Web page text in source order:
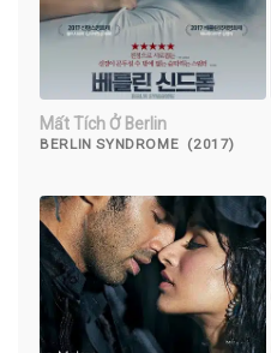
Mất Tích Ở Berlin
BERLIN SYNDROME (2017)